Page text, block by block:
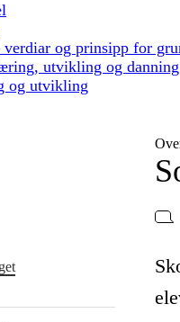
verdiar og prinsipp for
utvikling og danning
og utvikling